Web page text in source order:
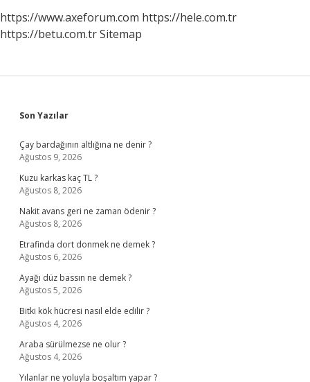
https://www.axeforum.com https://hele.com.tr
https://betu.com.trSitemap
Sidebar
Son Yazılar
Çay bardağının altlığına ne denir ?
Ağustos 9, 2026
Kuzu karkas kaç TL ?
Ağustos 8, 2026
Nakit avans geri ne zaman ödenir ?
Ağustos 8, 2026
Etrafinda dort donmek ne demek ?
Ağustos 6, 2026
Ayağı düz bassın ne demek ?
Ağustos 5, 2026
Bitki kök hücresi nasıl elde edilir ?
Ağustos 4, 2026
Araba sürülmezse ne olur ?
Ağustos 4, 2026
Yılanlar ne yoluyla boşaltım yapar ?